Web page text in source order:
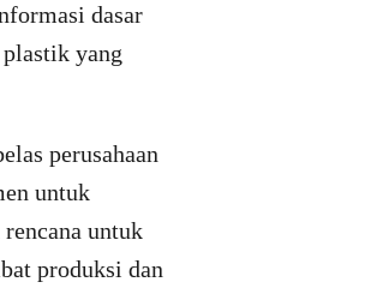
dasar
yang
perusahaan
untuk
untuk
produksi dan